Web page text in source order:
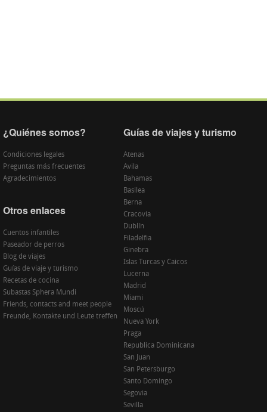
¿Quiénes somos?
Condiciones legales
Preguntas más frecuentes
Agradecimientos
Otros enlaces
Cuentos infantiles
Paseador de perros
Blog de viajes
Guías de viaje y turismo
Recetas de cocina
Subastas Sphera Mundi
Friends, contacts and meet people
Freunde, Kontakte und Leute treffen
Guías de viajes y turismo
Atenas
Avila
Bahamas
Basilea
Berna
Cracovia
Dublín
Filadelfia
Ginebra
Islas Turcas y Caicos
Lucerna
Madrid
Miami
Moscú
Nueva York
Praga
Republica Dominicana
San Juan
San Petersburgo
Santo Domingo
Segovia
Sevilla